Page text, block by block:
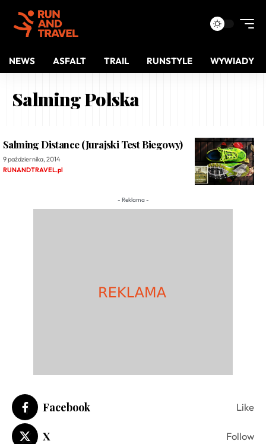
NEWS ASFALT TRAIL RUNSTYLE WYWIADY
Salming Polska
Salming Distance (Jurajski Test Biegowy)
9 października, 2014
RUNANDTRAVEL.pl
- Reklama -
Facebook Like
X Follow